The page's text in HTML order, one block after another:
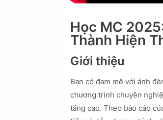
Học MC
Thành Hiện
Giới thiệu
Bạn có đam mê với ánh
chương trình chuyên
tăng cao. Theo báo cáo